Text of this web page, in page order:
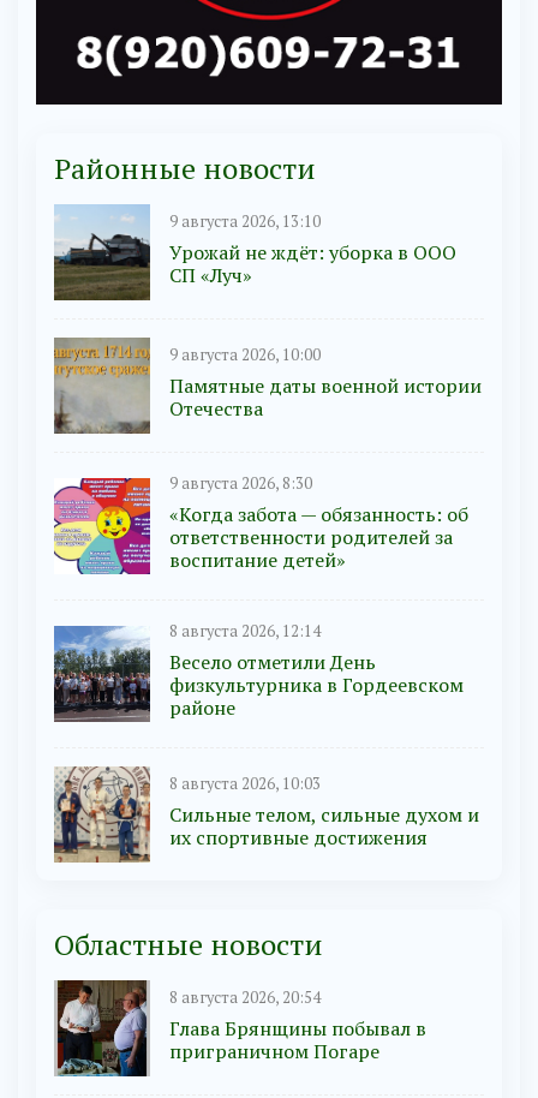
Районные новости
9 августа 2026, 13:10
Урожай не ждёт: уборка в ООО
СП «Луч»
9 августа 2026, 10:00
Памятные даты военной истории
Отечества
9 августа 2026, 8:30
«Когда забота — обязанность: об
ответственности родителей за
воспитание детей»
8 августа 2026, 12:14
Весело отметили День
физкультурника в Гордеевском
районе
8 августа 2026, 10:03
Сильные телом, сильные духом и
их спортивные достижения
Областные новости
8 августа 2026, 20:54
Глава Брянщины побывал в
приграничном Погаре